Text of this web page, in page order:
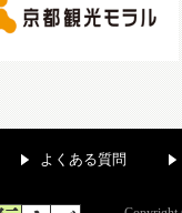
よくある質問